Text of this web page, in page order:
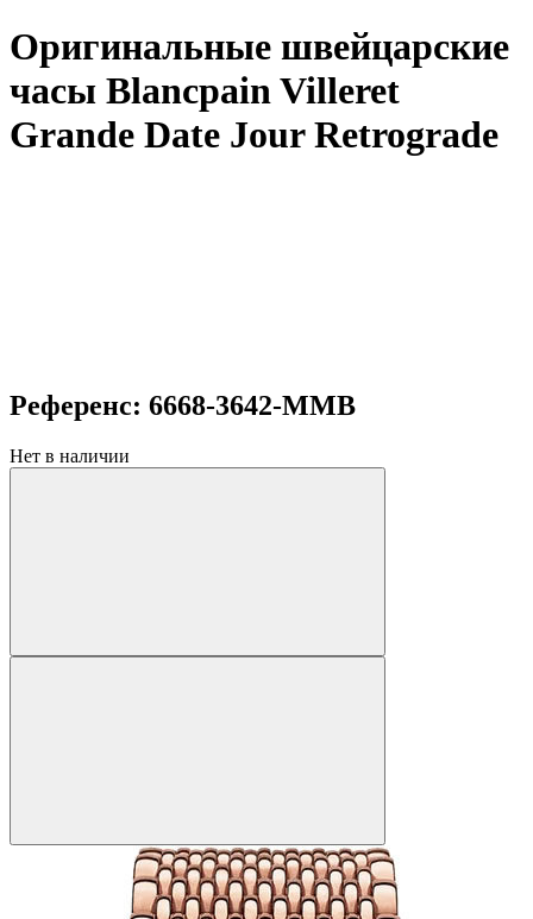
Оригинальные швейцарские
часы Blancpain Villeret
Grande Date Jour Retrograde
Референс: 6668-3642-MMB
Нет в наличии